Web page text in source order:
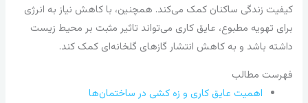
کیفیت زندگی ساکنان کمک می‌کند. همچنین، با کاهش نیاز به انرژی
برای تهویه مطبوع، عایق کاری می‌تواند تاثیر مثبت بر محیط زیست
داشته باشد و به کاهش انتشار گازهای گلخانه‌ای کمک کند.
فهرست مطالب
اهمیت عایق کاری و زه کشی در ساختمان‌ها